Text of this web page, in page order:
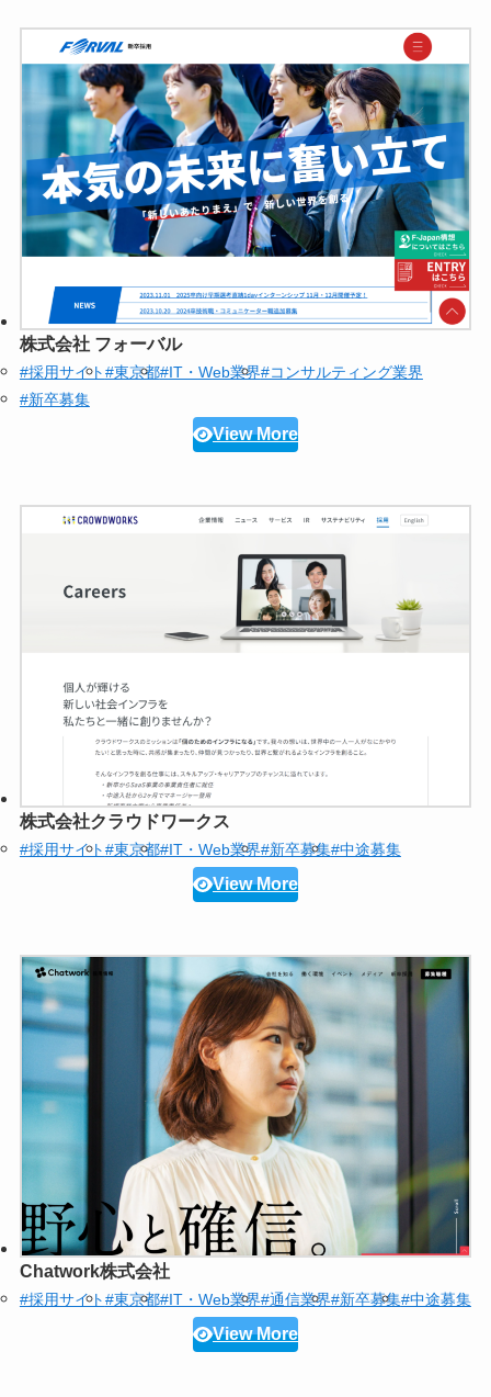
株式会社 フォーバル
#採用サイト#東京都#IT・Web業界#コンサルティング業界
#新卒募集
View More
株式会社クラウドワークス
#採用サイト#東京都#IT・Web業界#新卒募集#中途募集
View More
Chatwork株式会社
#採用サイト#東京都#IT・Web業界#通信業界#新卒募集#中途募集
View More